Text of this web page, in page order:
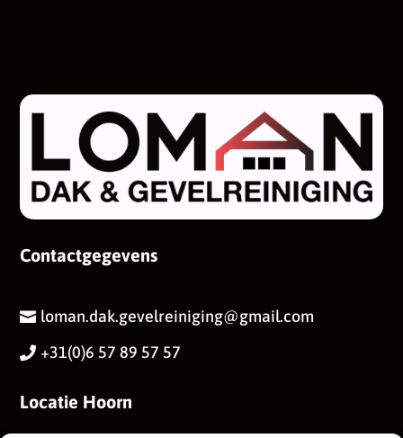
Contactgegevens
 loman.dak.gevelreiniging@gmail.com
 +31(0)6 57 89 57 57
Locatie Hoorn